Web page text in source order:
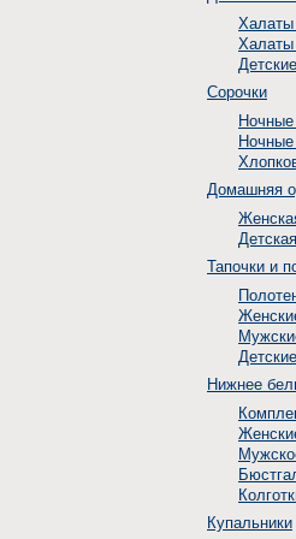
Халаты
Халаты
Сорочки
Ночные
Ночные
Домашняя
Тапочки и
Нижнее
Купальники